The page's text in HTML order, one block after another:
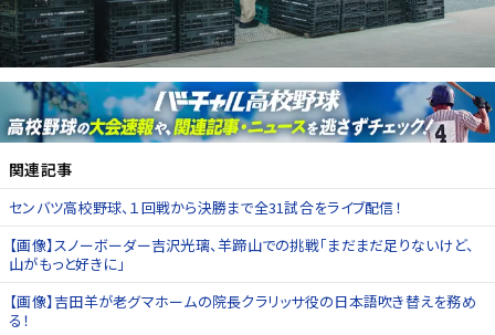
関連記事
センバツ高校野球、１回戦から決勝まで全31試合をライブ配信！
【画像】スノーボーダー吉沢光璃、羊蹄山での挑戦「まだまだ足りないけど、
山がもっと好きに」
【画像】吉田羊が老グマホームの院長クラリッサ役の日本語吹き替えを務め
る！